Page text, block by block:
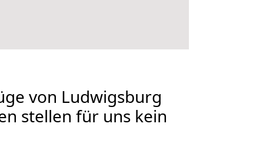
von Ludwigsburg
stellen für uns kein